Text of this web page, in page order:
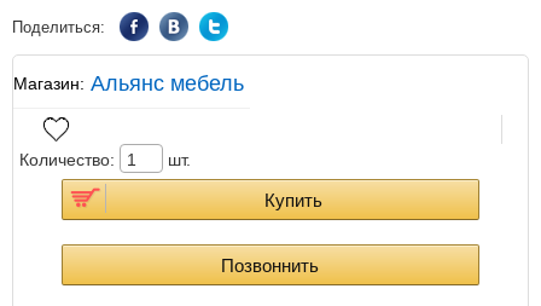
Поделиться:
Магазин: Альянс мебель
Количество: шт.
Купить
Позвоннить